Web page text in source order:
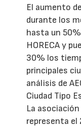
El aumento
durante los
hasta un
HORECA y
30% los
principales
análisis de
Ciudad Tipo
La
representa el